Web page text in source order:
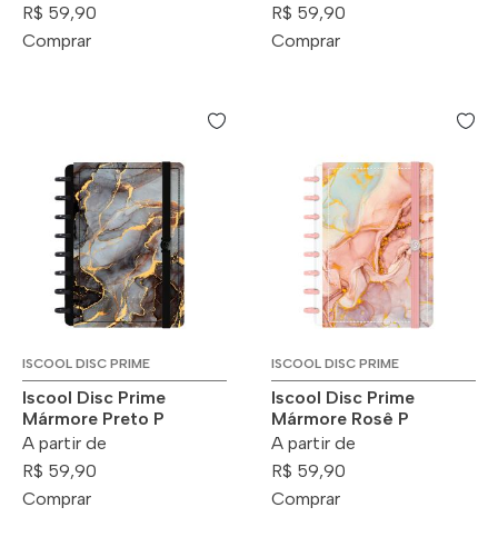
R$ 59,90
Comprar
R$ 59,90
Comprar
ISCOOL DISC PRIME
Iscool Disc Prime
Mármore Preto P
A partir de
R$ 59,90
Comprar
ISCOOL DISC PRIME
Iscool Disc Prime
Mármore Rosê P
A partir de
R$ 59,90
Comprar